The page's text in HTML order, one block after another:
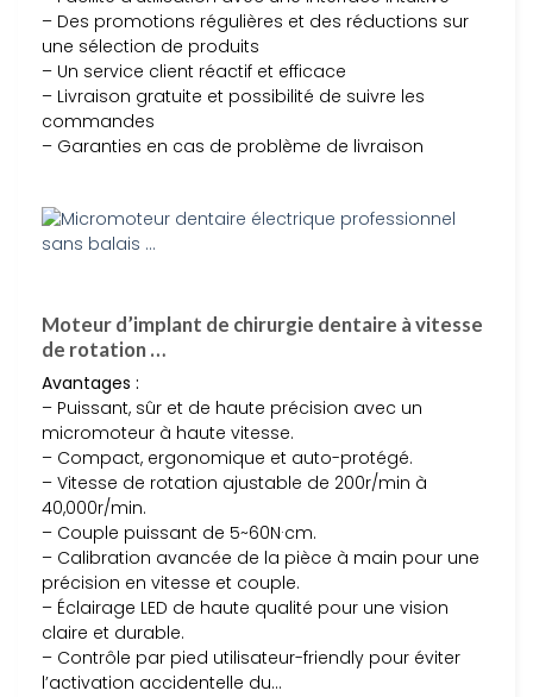
– Des promotions régulières et des réductions sur
une sélection de produits
– Un service client réactif et efficace
– Livraison gratuite et possibilité de suivre les
commandes
– Garanties en cas de problème de livraison
Moteur d’implant de chirurgie dentaire à vitesse
de rotation …
Avantages :
– Puissant, sûr et de haute précision avec un
micromoteur à haute vitesse.
– Compact, ergonomique et auto-protégé.
– Vitesse de rotation ajustable de 200r/min à
40,000r/min.
– Couple puissant de 5~60N·cm.
– Calibration avancée de la pièce à main pour une
précision en vitesse et couple.
– Éclairage LED de haute qualité pour une vision
claire et durable.
– Contrôle par pied utilisateur-friendly pour éviter
l’activation accidentelle du…